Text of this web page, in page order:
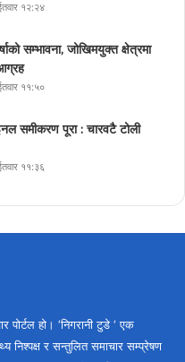
१२:२४
सम्भावना, जोखिमयुक्त क्षेत्रमा
११:५०
समीकरण पूरा : चारवटै टोली
११:३६
पोर्टल हो। ‘निगरानी टुडे ‘ एक
निश्पक्ष र सन्तुलित समाचार सम्प्रेषण